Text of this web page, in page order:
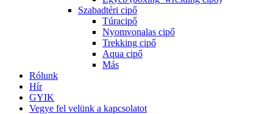
Szabadtéri cipő
Túracipő
Nyomvonalas cipő
Trekking cipő
Aqua cipő
Más
Rólunk
Hír
GYIK
Vegye fel velünk a kapcsolatot